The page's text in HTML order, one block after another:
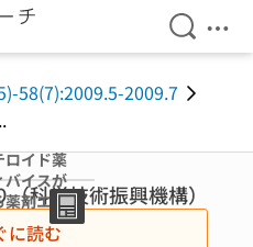
検索を
メ
58(7):2009.5-2009.7
ロイド薬
バイスが
薬剤エア
研究
科学技術振興機構）
に読む